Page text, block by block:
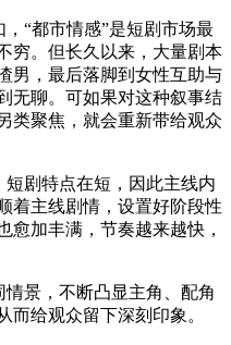
，“都市情感”是短剧市场最
穷。但长久以来，大量剧本
男，最后落脚到女性互助与
无聊。可如果对这种叙事结
类聚焦，就会重新带给观众
短剧特点在短，因此主线内
着主线剧情，设置好阶段性
愈加丰满，节奏越来越快，
情景，不断凸显主角、配角
而给观众留下深刻印象。